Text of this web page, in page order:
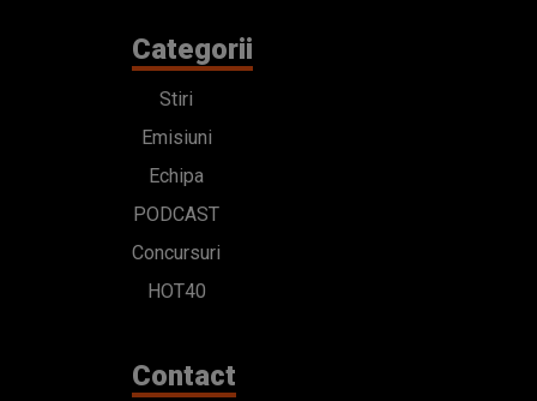
Categorii
Stiri
Emisiuni
Echipa
PODCAST
Concursuri
HOT40
Contact